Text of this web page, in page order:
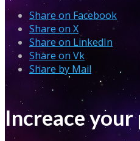
Share on Facebook
Share on X
Share on LinkedIn
Share on Vk
Share by Mail
Increace